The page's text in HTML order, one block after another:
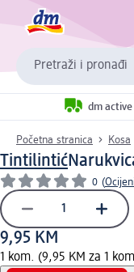
Pretraži i pronađi
dm
Početna stranica Kosa
Tintilintić
0 (
9,95 KM
1 kom. (9,95 KM za 1